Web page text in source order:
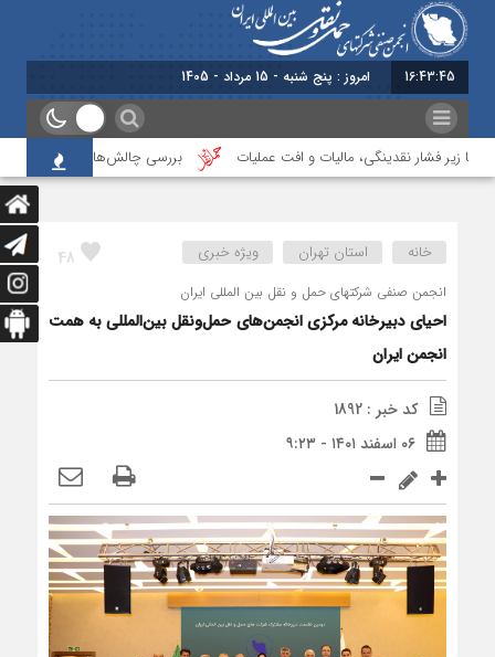
16:43:46 امروز : پنج شنبه - 15 مرداد - 1405
نقدینگی، مالیات و افت عملیات بررسی چالش‌های حمل ونقل کالا حوزه‌های
48 خانه استان تهران ویژه خبری
انجمن صنفی شرکتهای حمل و نقل بین المللی ایران
احیای دبیرخانه مرکزی انجمن‌های حمل‌ونقل بین‌المللی به همت
انجمن ایران
کد خبر : 1892
۰۶ اسفند ۱۴۰۱ - ۹:۲۳